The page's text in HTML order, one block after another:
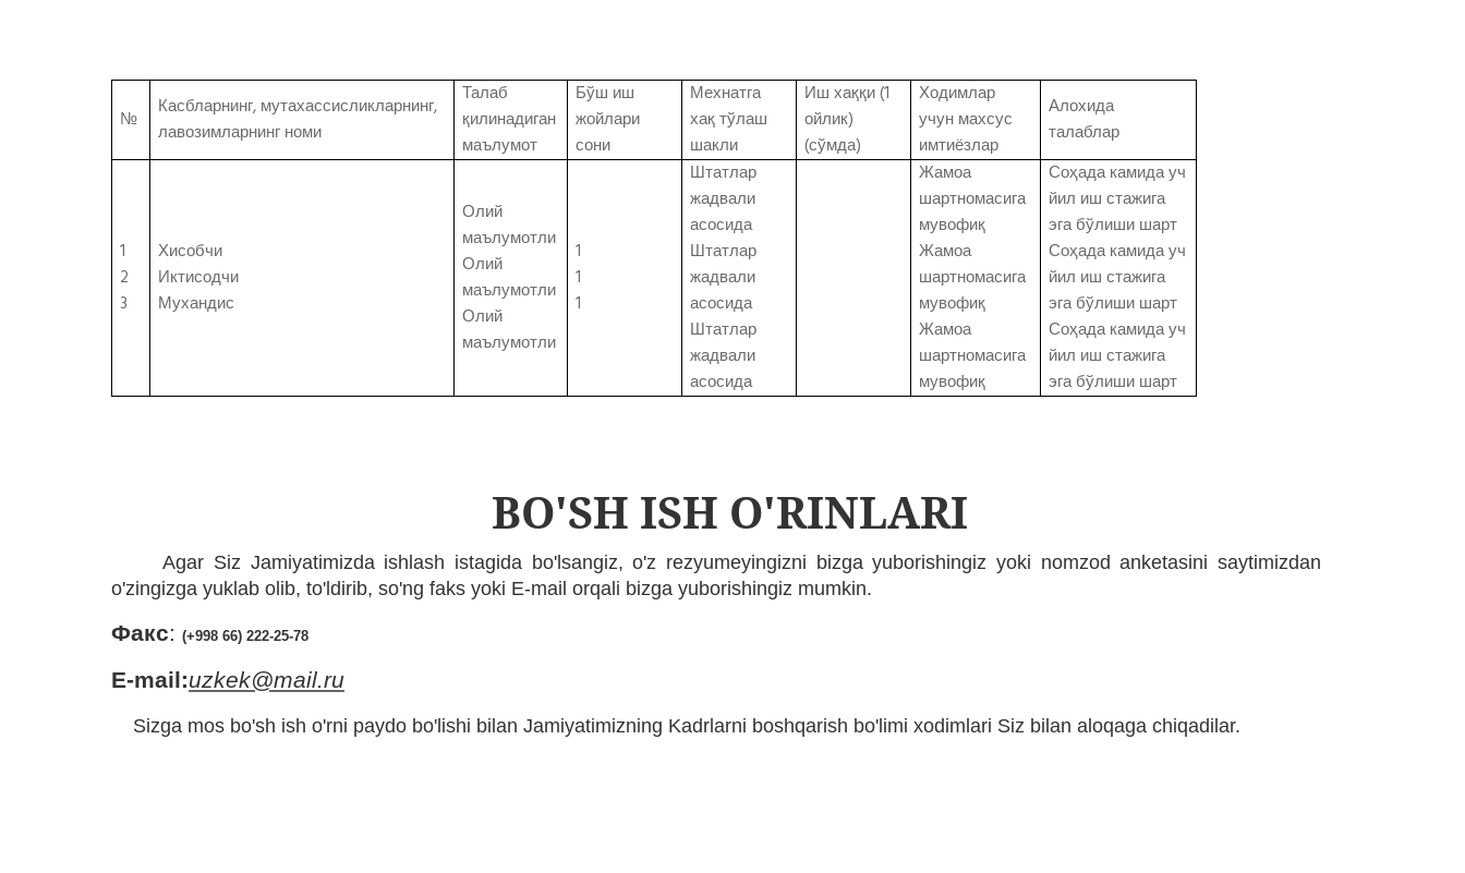
№
Касбларнинг, мутахассисликларнинг,
лавозимларнинг номи
Талаб
қилинадиган
маълумот
Бўш иш
жойлари
сони
Мехнатга
хақ тўлаш
шакли
Иш хаққи (1
ойлик)
(сўмда)
Ходимлар
учун махсус
имтиёзлар
Алохида
талаблар
1
2
3
Хисобчи
Иктисодчи
Мухандис
Олий
маълумотли
Олий
маълумотли
Олий
маълумотли
1
1
1
Штатлар
жадвали
асосида
Штатлар
жадвали
асосида
Штатлар
жадвали
асосида
Жамоа
шартномасига
мувофиқ
Жамоа
шартномасига
мувофиқ
Жамоа
шартномасига
мувофиқ
Соҳада камида уч
йил иш стажига
эга бўлиши шарт
Соҳада камида уч
йил иш стажига
эга бўлиши шарт
Соҳада камида уч
йил иш стажига
эга бўлиши шарт
BO'SH ISH O'RINLARI
Agar Siz Jamiyatimizda ishlash istagida bo'lsangiz, o'z rezyumeyingizni bizga yuborishingiz yoki nomzod anketasini saytimizdan
o'zingizga yuklab olib, to'ldirib, so'ng faks yoki E-mail orqali bizga yuborishingiz mumkin.
Факс: (+998 66) 222-25-78
E-mail:uzkek@mail.ru
Sizga mos bo'sh ish o'rni paydo bo'lishi bilan Jamiyatimizning Kadrlarni boshqarish bo'limi xodimlari Siz bilan aloqaga chiqadilar.